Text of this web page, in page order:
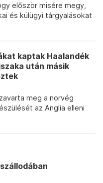
először misére megy,
és külügyi tárgyalásokat
kaptak Haalandék
után másik
meg a norvég
az Anglia elleni